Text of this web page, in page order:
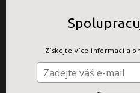
Získejte více informací a